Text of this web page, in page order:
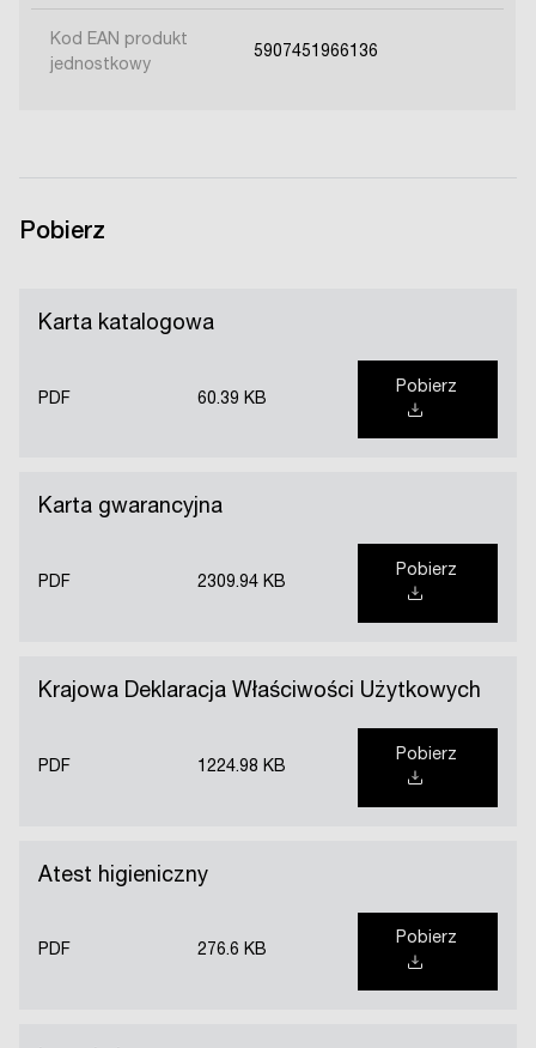
Kod EAN produkt
jednostkowy
5907451966136
Pobierz
Karta katalogowa
PDF 60.39 KB
Pobierz
Karta gwarancyjna
PDF 2309.94 KB
Pobierz
Krajowa Deklaracja Właściwości Użytkowych
PDF 1224.98 KB
Pobierz
Atest higieniczny
PDF 276.6 KB
Pobierz